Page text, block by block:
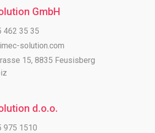
GmbH
462 35 35
solution.com
15, 8835 Feusisberg
d.o.o.
975 1510